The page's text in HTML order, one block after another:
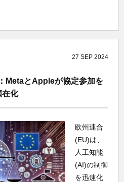
27 SEP 2024
MetaとAppleが協定参加を
在化
欧州連合
(EU)は、
人工知能
(AI)の制御
を迅速化